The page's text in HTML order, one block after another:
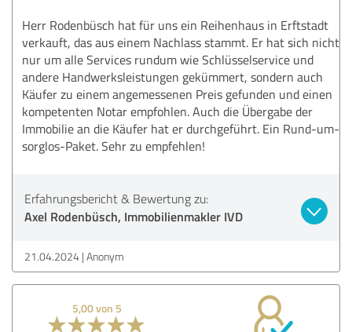
Herr Rodenbüsch hat für uns ein Reihenhaus in Erftstadt
verkauft, das aus einem Nachlass stammt. Er hat sich nicht
nur um alle Services rundum wie Schlüsselservice und
andere Handwerksleistungen gekümmert, sondern auch
Käufer zu einem angemessenen Preis gefunden und einen
kompetenten Notar empfohlen. Auch die Übergabe der
Immobilie an die Käufer hat er durchgeführt. Ein Rund-um-
sorglos-Paket. Sehr zu empfehlen!
Erfahrungsbericht & Bewertung zu:
Axel Rodenbüsch, Immobilienmakler IVD
21.04.2024 Anonym
5,00 von 5